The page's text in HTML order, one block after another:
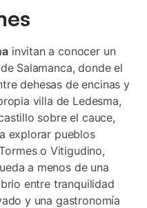
invitan a conocer un
Salamanca, donde el
dehesas de encinas y
villa de Ledesma,
sobre el cauce,
explorar pueblos
o Vitigudino,
a menos de una
entre tranquilidad
y una gastronomía